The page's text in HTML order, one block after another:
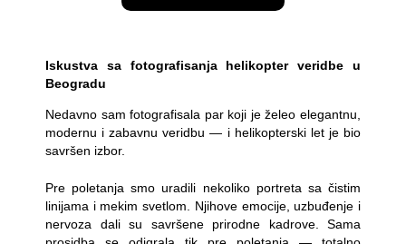
Iskustva sa fotografisanja helikopter veridbe u
Beogradu
Nedavno sam fotografisala par koji je želeo elegantnu,
modernu i zabavnu veridbu — i helikopterski let je bio
savršen izbor.
Pre poletanja smo uradili nekoliko portreta sa čistim
linijama i mekim svetlom. Njihove emocije, uzbuđenje i
nervoza dali su savršene prirodne kadrove. Sama